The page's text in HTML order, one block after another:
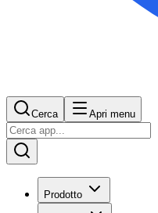
Cerca Apri menu
Prodotto